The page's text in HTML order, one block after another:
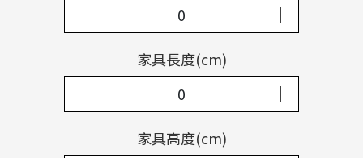
家具長度(cm)
家具高度(cm)